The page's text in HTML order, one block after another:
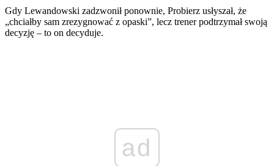
Gdy Lewandowski zadzwonił ponownie, Probierz usłyszał, że
„chciałby sam zrezygnować z opaski”, lecz trener podtrzymał swoją
decyzję – to on decyduje.
ad